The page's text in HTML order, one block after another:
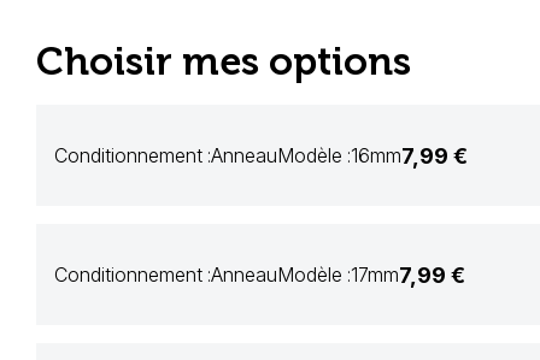
Choisir mes options
Conditionnement :AnneauModèle :16mm7,99 €
Conditionnement :AnneauModèle :17mm7,99 €